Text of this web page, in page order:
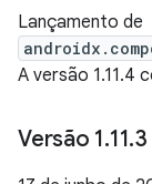
Lançamento de
A versão 1.11.4
Versão 1.11.3